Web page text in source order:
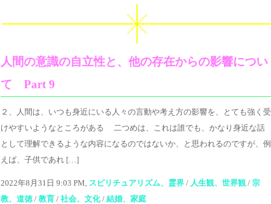
人間の意識の自立性と、他の存在からの影響につい
て Part 9
２、人間は、いつも身近にいる人々の言動や考え方の影響を、とても強く受
けやすいようなところがある 二つめは、これは誰でも、かなり身近な話
として理解できるような内容になるのではないか、と思われるのですが、例
えば、子供であれ […]
2022年8月31日 9:03 PM, スピリチュアリズム、霊界 / 人生観、世界観 / 宗
教、道徳 / 教育 / 社会、文化/ 結婚、家庭